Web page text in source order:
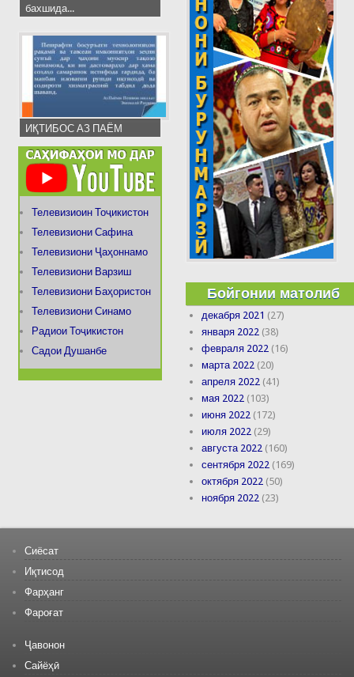
бахшида...
ИҚТИБОС АЗ ПАЁМ
Телевизиоин Тоҷикистон
Телевизиони Сафина
Телевизиони Ҷаҳоннамо
Телевизиони Варзиш
Телевизиони Баҳористон
Телевизиони Синамо
Радиои Тоҷикистон
Садои Душанбе
Бойгонии матолиб
декабря 2021 (27)
января 2022 (38)
февраля 2022 (16)
марта 2022 (20)
апреля 2022 (41)
мая 2022 (103)
июня 2022 (172)
июля 2022 (29)
августа 2022 (160)
сентября 2022 (169)
октября 2022 (50)
ноября 2022 (23)
Сиёсат
Иқтисод
Фарҳанг
Фароғат
Ҷавонон
Сайёҳӣ